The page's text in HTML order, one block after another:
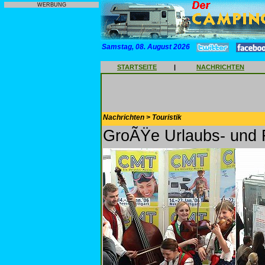
WERBUNG
Samstag, 08. August 2026
STARTSEITE | NACHRICHTEN
Nachrichten > Touristik
GroÃŸe Urlaubs- und